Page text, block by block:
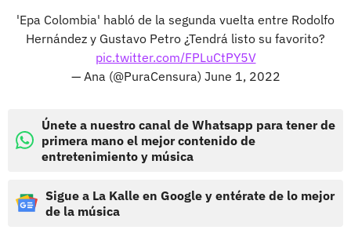
'Epa Colombia' habló de la segunda vuelta entre Rodolfo
Hernández y Gustavo Petro ¿Tendrá listo su favorito?
pic.twitter.com/FPLuCtPY5V
— Ana (@PuraCensura) June 1, 2022
Únete a nuestro canal de Whatsapp para tener de
primera mano el mejor contenido de
entretenimiento y música
Sigue a La Kalle en Google y entérate de lo mejor
de la música